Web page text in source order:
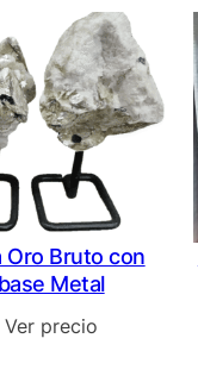
Oro Bruto con
base Metal
Ver precio